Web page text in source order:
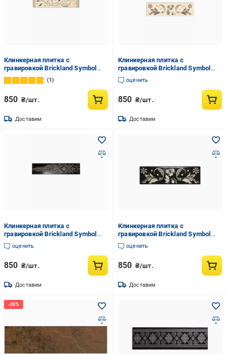
Клинкерная плитка с
гравировкой Brickland Symbol
Tile 07
1
850 ₴/шт.
Доставим
Клинкерная плитка с
гравировкой Brickland Symbol
Tile 06
оценить
850 ₴/шт.
Доставим
Клинкерная плитка с
гравировкой Brickland Symbol
Tile 05
оценить
850 ₴/шт.
Доставим
Клинкерная плитка с
гравировкой Brickland Symbol
Tile 09
оценить
850 ₴/шт.
Доставим